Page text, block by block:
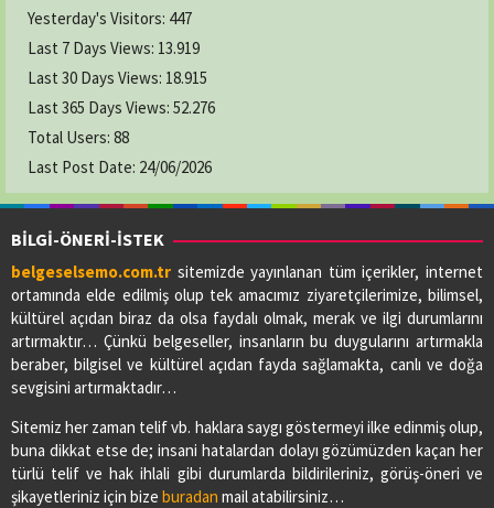
Yesterday's Visitors: 447
Last 7 Days Views: 13.919
Last 30 Days Views: 18.915
Last 365 Days Views: 52.276
Total Users: 88
Last Post Date: 24/06/2026
BİLGİ-ÖNERİ-İSTEK
belgeselsemo.com.tr sitemizde yayınlanan tüm içerikler, internet
ortamında elde edilmiş olup tek amacımız ziyaretçilerimize, bilimsel,
kültürel açıdan biraz da olsa faydalı olmak, merak ve ilgi durumlarını
artırmaktır… Çünkü belgeseller, insanların bu duygularını artırmakla
beraber, bilgisel ve kültürel açıdan fayda sağlamakta, canlı ve doğa
sevgisini artırmaktadır…
Sitemiz her zaman telif vb. haklara saygı göstermeyi ilke edinmiş olup,
buna dikkat etse de; insani hatalardan dolayı gözümüzden kaçan her
türlü telif ve hak ihlali gibi durumlarda bildirileriniz, görüş-öneri ve
şikayetleriniz için bize buradan mail atabilirsiniz…